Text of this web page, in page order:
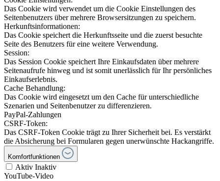
Das Cookie wird verwendet um die Cookie Einstellungen des
Seitenbenutzers über mehrere Browsersitzungen zu speichern.
Herkunftsinformationen:
Das Cookie speichert die Herkunftsseite und die zuerst besuchte
Seite des Benutzers für eine weitere Verwendung.
Session:
Das Session Cookie speichert Ihre Einkaufsdaten über mehrere
Seitenaufrufe hinweg und ist somit unerlässlich für Ihr persönliches
Einkaufserlebnis.
Cache Behandlung:
Das Cookie wird eingesetzt um den Cache für unterschiedliche
Szenarien und Seitenbenutzer zu differenzieren.
PayPal-Zahlungen
CSRF-Token:
Das CSRF-Token Cookie trägt zu Ihrer Sicherheit bei. Es verstärkt
die Absicherung bei Formularen gegen unerwünschte Hackangriffe.
Komfortfunktionen
Aktiv Inaktiv
YouTube-Video